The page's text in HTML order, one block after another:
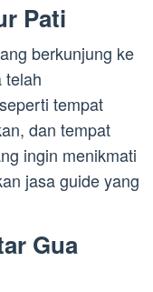
Pati
berkunjung ke
telah
tempat
dan tempat
ingin menikmati
jasa guide yang
Gua